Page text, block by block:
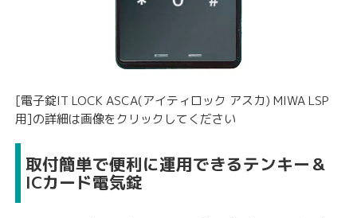
[電子錠IT LOCK ASCA(アイティロック アスカ) MIWA LSP
用]の詳細は画像をクリックしてください
取付簡単で便利に運用できるテンキー＆
ICカード電気錠